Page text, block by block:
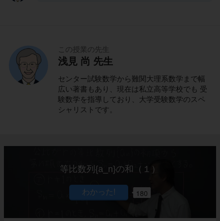
この授業の先生
浅見 尚 先生
センター試験数学から難関大理系数学まで幅
広い著書もあり、現在は私立高等学校でも 受
験数学を指導しており、大学受験数学のスペ
シャリストです。
等比数列{a_n}の和（１）
180